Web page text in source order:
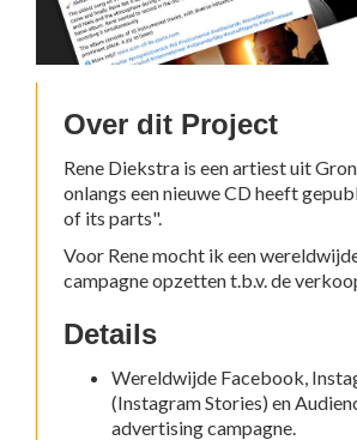
Over dit Project
Rene Diekstra is een artiest uit
onlangs een nieuwe CD heeft
of its parts".
Voor Rene mocht ik een
campagne opzetten t.b.v. de
Details
Wereldwijde Facebook,
(Instagram Stories) en
advertising campagne.